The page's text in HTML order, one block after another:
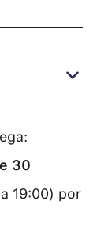
30
19:00) por